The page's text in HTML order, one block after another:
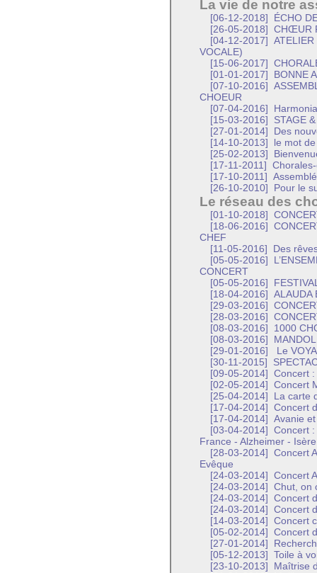
La vie de notre
[06-12-2018]
ÉCHO
[26-05-2018]
CHŒUR
[04-12-2017]
VOCALE)
[15-06-2017]
[01-01-2017]
BONNE
[07-10-2016]
CHOEUR
[07-04-2016]
[15-03-2016]
STAGE
[27-01-2014]
Des
[14-10-2013]
le mot
[25-02-2013]
[17-11-2011]
[17-10-2011]
[26-10-2010]
Pour le
Le réseau des
[01-10-2018]
[18-06-2016]
CHEF
[11-05-2016]
Des
[05-05-2016]
CONCERT
[05-05-2016]
[18-04-2016]
ALAUDA
[29-03-2016]
[28-03-2016]
[08-03-2016]
1000
[08-03-2016]
[29-01-2016]
Le
[30-11-2015]
[09-05-2014]
Concert
[02-05-2014]
Concert
[25-04-2014]
La carte
[17-04-2014]
Concert
[17-04-2014]
Avanie
[03-04-2014]
Concert :
France - Alzheimer - Isère
[28-03-2014]
Concert
Evêque
[24-03-2014]
Concert
[24-03-2014]
Chut, on
[24-03-2014]
Concert
[24-03-2014]
Concert
[14-03-2014]
Concert
[05-02-2014]
Concert
[27-01-2014]
[05-12-2013]
Toile à
[23-10-2013]
Maîtrise